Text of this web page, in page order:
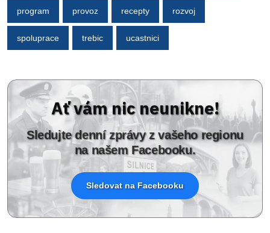
program provoz recepty rozvoj
spoluprace trebic ucastnici
Ať vám nic neunikne!
Sledujte denní zprávy z vašeho regionu
na našem Facebooku.
Sledovat na Facebooku